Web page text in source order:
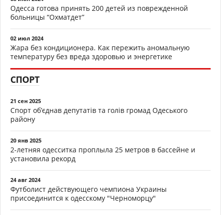
Одесса готова принять 200 детей из поврежденной
больницы “Охматдет”
02 июл 2024
Жара без кондиционера. Как пережить аномальную
температуру без вреда здоровью и энергетике
СПОРТ
21 сен 2025
Спорт об’єднав депутатів та голів громад Одеського
району
20 янв 2025
2-летняя одесситка проплыла 25 метров в бассейне и
установила рекорд
24 авг 2024
Футболист действующего чемпиона Украины
присоединится к одесскому "Черноморцу"